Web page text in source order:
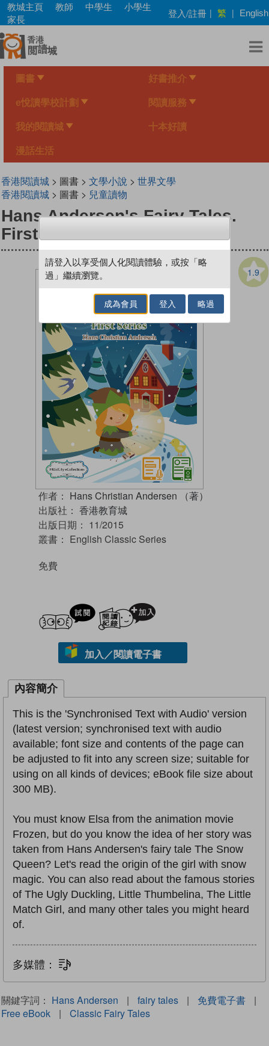
Skip
main
content
教城主頁 教師 中學生
小學生
家長
登入/註冊 | 繁 | English
圖書 好書推介
e悅讀學校計劃 閱讀服務
我的閱讀城 十本好讀
漫話生活
香港閱讀城> 圖書 > 文學小說 > 世界文學
香港閱讀城> 圖書 > 兒童讀物
Hans Andersen's Fairy Tales.
First Series
1.9
作者： Hans Christian Andersen （著）
出版社： 香港教育城
出版日期： 11/2015
叢書： English Classic Series
免費
試閲
加入／閱讀電子書
內容簡介
This is the 'Synchronised Text with Audio' version
(latest version; synchronised text with audio
available; font size and contents of the page can
be adjusted to fit into any screen size; suitable for
using on all kinds of devices; eBook file size about
300 MB).
You must know Elsa from the animation movie
Frozen, but do you know the idea of her story was
taken from Hans Andersen's fairy tale The Snow
Queen? Let's read the origin of the girl with snow
magic. You can also read about the famous stories
of The Ugly Duckling, Little Thumbelina, The Little
Match Girl, and many other tales you might heard
of.
多媒體：
關鍵字詞： Hans Andersen | fairy tales | 免費電子書
|
Free eBook
| Classic Fairy Tales
請登入以享受個人化閱讀體驗，或按「略
過」繼續瀏覽。
成為會員 登入 略過